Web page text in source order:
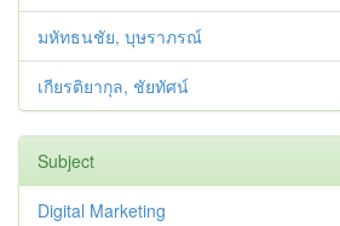
มหัทธนชัย, บุษราภรณ์
เกียรติยากุล, ชัยทัศน์
Subject
Digital Marketing